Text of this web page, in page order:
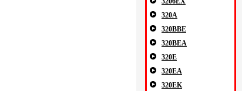
320A
320BBE
320BEA
320E
320EA
320EK